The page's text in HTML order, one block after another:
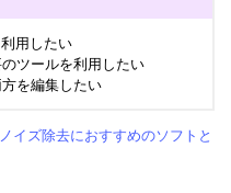
用したい
ツールを利用したい
を編集したい
イズ除去におすすめのソフトと